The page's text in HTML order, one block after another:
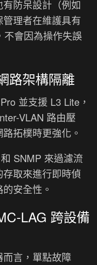
防呆設計（例如
理者在維護具有
會因為操作失誤
路架構隔離
並支援 L3 Lite，
VLAN 路由壓
拓樸時更強化。
SNMP 來過濾流
取來進行即時偵
安全性。
LAG 跨設備
言，單點故障